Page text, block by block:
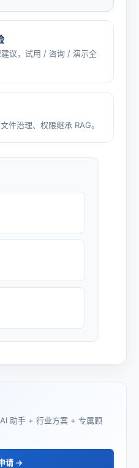
议，试用 / 咨询 / 演示全
件治理、权限继承 RAG。
助手 + 行业方案 + 专属顾
请 →